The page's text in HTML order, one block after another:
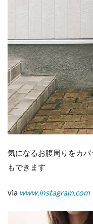
気になるお腹周りをカ
もできます
via www.instagram.com